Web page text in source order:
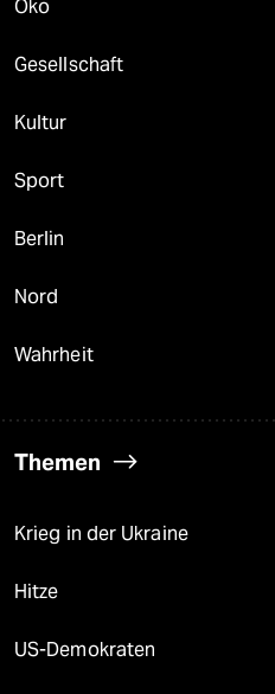
Öko
Gesellschaft
Kultur
Sport
Berlin
Nord
Wahrheit
Themen
Krieg in der Ukraine
Hitze
US-Demokraten